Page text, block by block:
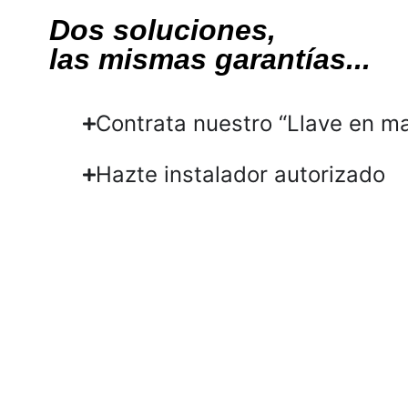
Dos soluciones,
las mismas garantías...
Contrata nuestro “Llave en
Hazte instalador autorizado